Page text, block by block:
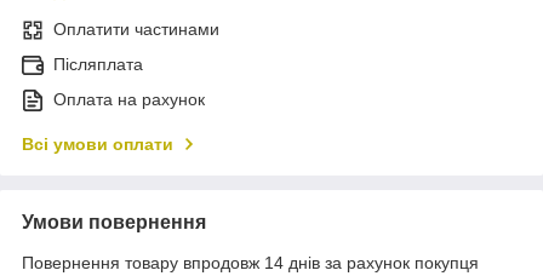
Оплатити частинами
Післяплата
Оплата на рахунок
Всі умови оплати
Умови повернення
Повернення товару впродовж 14 днів за рахунок покупця